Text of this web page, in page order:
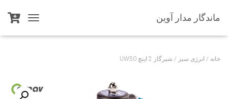
ماندگار مدار آوین
O
A
خانه / انرژی سبز / شیرگاز 2 اینچ UW50